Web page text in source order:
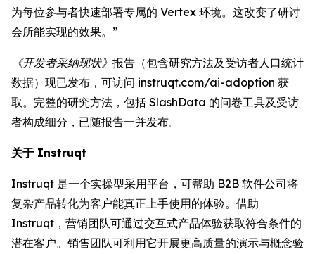
为每位参与者快速部署专属的 Vertex 环境。这改变了研讨
会所能实现的效果。”
《开发者采纳现状》 报告（包含研究方法及受访者人口统计
数据）现已发布，可访问 instruqt.com/ai-adoption 获
取。完整的研究方法，包括 SlashData 的问卷工具及受访
者构成细分，已随报告一并发布。
关于 Instruqt
Instruqt 是一个实操型采用平台，可帮助 B2B 软件公司将
复杂产品转化为客户能真正上手使用的体验。借助
Instruqt，营销团队可通过交互式产品体验获取符合条件的
潜在客户。销售团队可利用它开展更高质量的演示与概念验